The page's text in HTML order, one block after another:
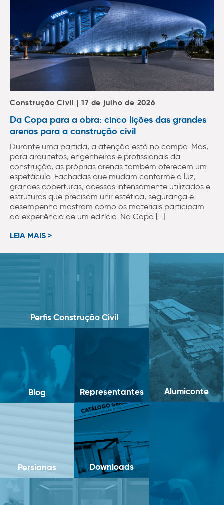
Construção Civil | 17 de julho de 2026
Da Copa para a obra: cinco lições das grandes
arenas para a construção civil
Durante uma partida, a atenção está no campo. Mas,
para arquitetos, engenheiros e profissionais da
construção, as próprias arenas também oferecem um
espetáculo. Fachadas que mudam conforme a luz,
grandes coberturas, acessos intensamente utilizados e
estruturas que precisam unir estética, segurança e
desempenho mostram como os materiais participam
da experiência de um edifício. Na Copa […]
LEIA MAIS >
Perfis Construção Civil
Alumiconte
Blog Representantes
Persianas Downloads